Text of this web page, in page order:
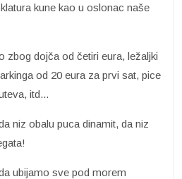
kune kao u oslonac naše
zbog dojča od četiri eura, ležaljki
od 20 eura za prvi sat, pice
itd...
niz obalu puca dinamit, da niz
ubijamo sve pod morem